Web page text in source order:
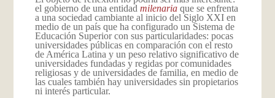
el gobierno de una entidad milenaria que se enfrenta
a una sociedad cambiante al inicio del Siglo XXI en
medio de un país que ha configurado un Sistema de
Educación Superior con sus particularidades: pocas
universidades públicas en comparación con el resto
de América Latina y un peso relativo significativo de
universidades fundadas y regidas por comunidades
religiosas y de universidades de familia, en medio de
las cuales también hay universidades sin propietarios
ni interés particular.